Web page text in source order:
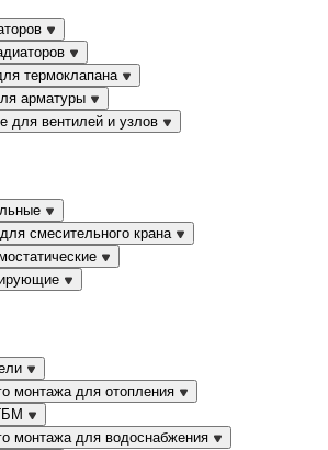
термоклапана
арматуры
для вентилей и узлов
смесительного крана
монтажа для отопления
монтажа для водоснабжения